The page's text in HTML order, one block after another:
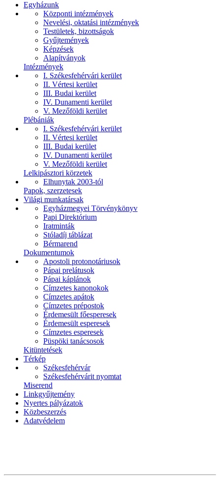
Egyházunk
Központi intézmények
Nevelési, oktatási intézmények
Testületek, bizottságok
Gyűjtemények
Képzések
Alapítványok
Intézmények
I. Székesfehérvári kerület
II. Vértesi kerület
III. Budai kerület
IV. Dunamenti kerület
V. Mezőföldi kerület
Plébániák
I. Székesfehérvári kerület
II. Vértesi kerület
III. Budai kerület
IV. Dunamenti kerület
V. Mezőföldi kerület
Lelkipásztori körzetek
Elhunytak 2003-tól
Papok, szerzetesek
Világi munkatársak
Egyházmegyei Törvénykönyv
Papi Direktórium
Iratminták
Stóladíj táblázat
Bérmarend
Dokumentumok
Apostoli protonotáriusok
Pápai prelátusok
Pápai káplánok
Címzetes kanonokok
Címzetes apátok
Címzetes prépostok
Érdemesült főesperesek
Érdemesült esperesek
Címzetes esperesek
Püspöki tanácsosok
Kitüntetések
Térkép
Székesfehérvár
Székesfehérvárit nyomtat
Miserend
Linkgyűjtemény
Nyertes pályázatok
Közbeszerzés
Adatvédelem